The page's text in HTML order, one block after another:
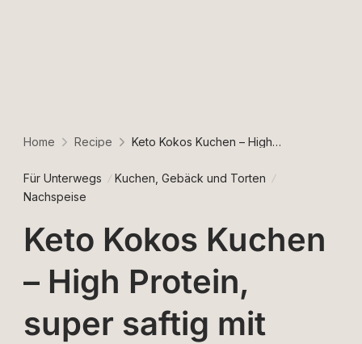
Home Recipe Keto Kokos Kuchen – High Protein, super saftig mit Limettenguss
Für Unterwegs
Kuchen, Gebäck und Torten
Nachspeise
Keto Kokos Kuchen
– High Protein,
super saftig mit